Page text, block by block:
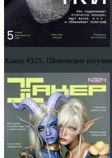
Хакер #325. Шпионские штучки